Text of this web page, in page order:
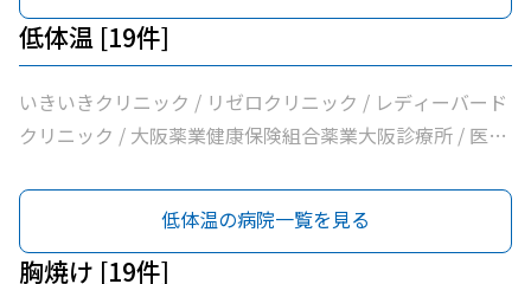
低体温 [19件]
いきいきクリニック / リゼロクリニック / レディーバード
クリニック / 大阪薬業健康保険組合薬業大阪診療所 / 医療
医療法人中田クリニック / 医療法人よしえクリニック / 西
沢クリニック / エイゼンクリニック / 大橋クリニック /
Ｍ’ｓクリニック / 虎谷診療所 / 杉林内科クリニック / 北浜
低体温の病院一覧を見る
胸焼け [19件]